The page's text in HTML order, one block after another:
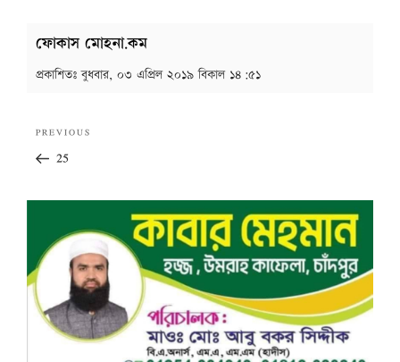
ফোকাস মোহনা.কম
প্রকাশিতঃবুধবার, ০৩ এপ্রিল ২০১৯ বিকাল ১৪:৫১
navigation
Previous
Post
PREVIOUS
25